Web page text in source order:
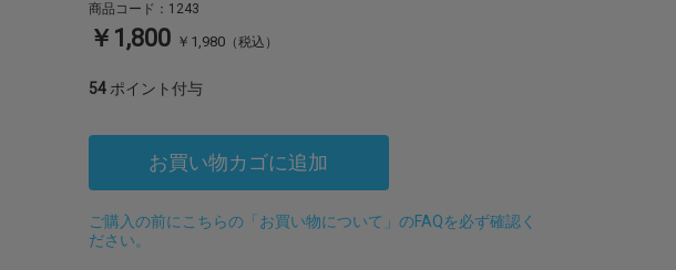
商品コード：1243
￥1,800 ￥1,980 （税込）
54 ポイント付与
お買い物カゴに追加
ご購入の前にこちらの「お買い物について」のFAQを必ず確認く
ださい。